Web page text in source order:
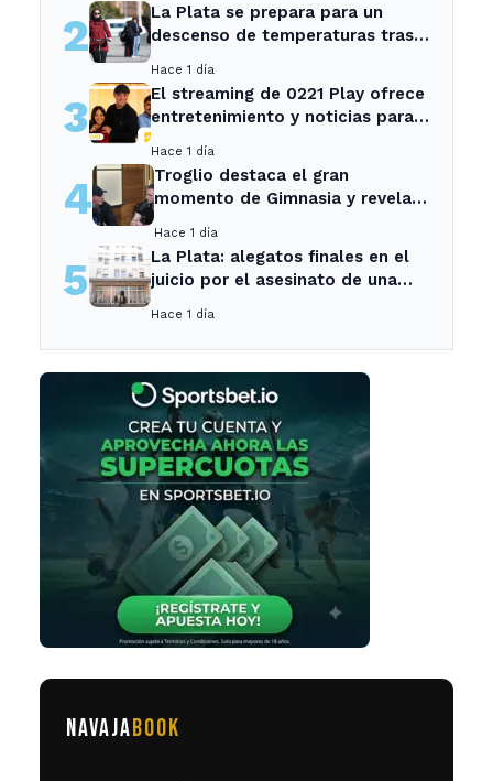
2
La Plata se prepara para un
descenso de temperaturas tras
Hace 1 día
3
El streaming de 0221 Play ofrece
entretenimiento y noticias para
Ensenada.
Hace 1 día
4
Troglio destaca el gran
momento de Gimnasia y revela
Hace 1 día
5
La Plata: alegatos finales en el
juicio por el asesinato de una
Hace 1 día
NAVAJABOOK